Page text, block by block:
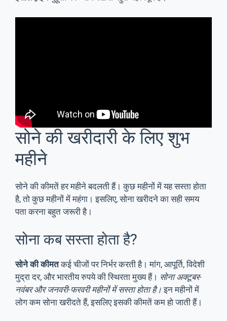
सोने की खरीदारी के लिए शुभ
महीने
सोने की कीमतें हर महीने बदलती हैं। कुछ महीनों में यह सस्ता होता
है, तो कुछ महीनों में महंगा। इसलिए, सोना खरीदने का सही समय
पता करना बहुत जरूरी है।
सोना कब सस्ता होता है?
सोने की कीमतकई चीजों पर निर्भर करती है। मांग, आपूर्ति, विदेशी
मुद्रा दर, और भारतीय रुपये की स्थिरता मुख्य हैं। सोना अक्टूबर-
नवंबर और जनवरी-फरवरी महीनों में सस्ता होता है। इन महीनों में
लोग कम सोना खरीदते हैं, इसलिए इसकी कीमतें कम हो जाती हैं।